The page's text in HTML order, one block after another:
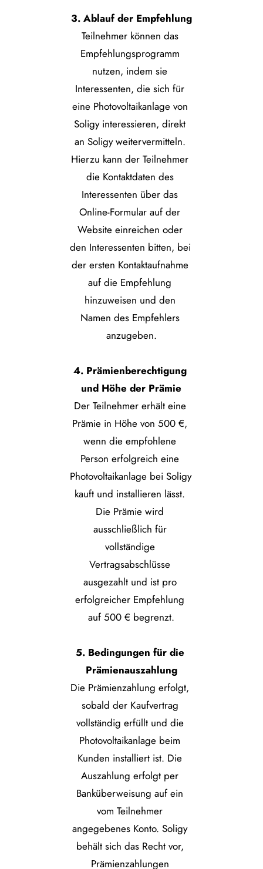
3. Ablauf der Empfehlung
Teilnehmer können das
Empfehlungsprogramm
nutzen, indem sie
Interessenten, die sich für
eine Photovoltaikanlage von
Soligy interessieren, direkt
an Soligy weitervermitteln.
Hierzu kann der Teilnehmer
die Kontaktdaten des
Interessenten über das
Online-Formular auf der
Website einreichen oder
den Interessenten bitten, bei
der ersten Kontaktaufnahme
auf die Empfehlung
hinzuweisen und den
Namen des Empfehlers
anzugeben.
4. Prämienberechtigung
und Höhe der Prämie
Der Teilnehmer erhält eine
Prämie in Höhe von 500 €,
wenn die empfohlene
Person erfolgreich eine
Photovoltaikanlage bei Soligy
kauft und installieren lässt.
Die Prämie wird
ausschließlich für
vollständige
Vertragsabschlüsse
ausgezahlt und ist pro
erfolgreicher Empfehlung
auf 500 € begrenzt.
5. Bedingungen für die
Prämienauszahlung
Die Prämienzahlung erfolgt,
sobald der Kaufvertrag
vollständig erfüllt und die
Photovoltaikanlage beim
Kunden installiert ist. Die
Auszahlung erfolgt per
Banküberweisung auf ein
vom Teilnehmer
angegebenes Konto. Soligy
behält sich das Recht vor,
Prämienzahlungen